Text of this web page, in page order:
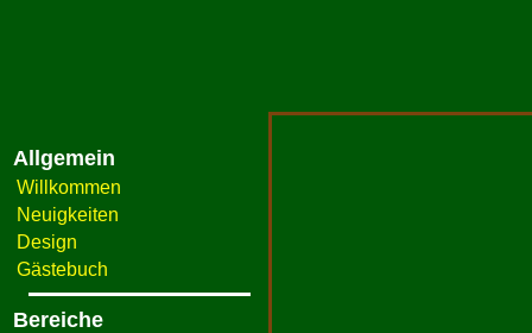
Allgemein
Willkommen
Neuigkeiten
Design
Gästebuch
Bereiche